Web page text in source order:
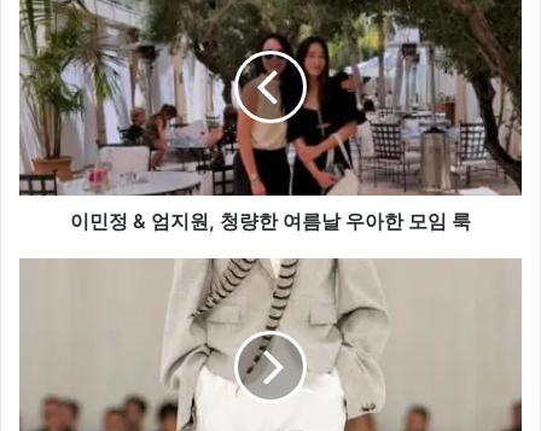
민
정
&
엄
지
원,
청
량
임
이민정 & 엄지원, 청량한 여름날 우아한 모임 룩